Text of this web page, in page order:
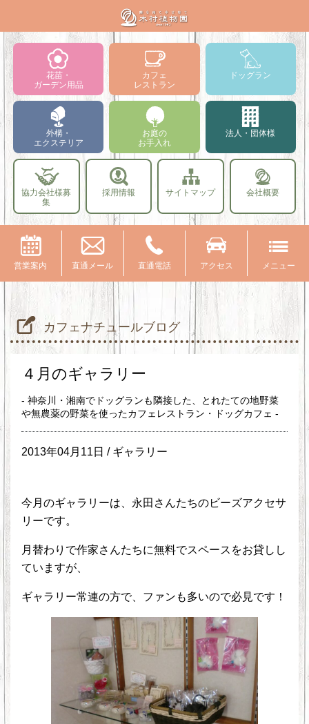
花苗・
ガーデン用品
カフェ
レストラン
ドッグラン
外構・
エクステリア
お庭の
お手入れ
法人・団体様
協力会社様募
集
採用情報 サイトマップ 会社概要
営業案内 直通メール 直通電話 アクセス メニュー
カフェナチュールブログ
４月のギャラリー
- 神奈川・湘南でドッグランも隣接した、とれたての地野菜
や無農薬の野菜を使ったカフェレストラン・ドッグカフェ -
2013年04月11日 / ギャラリー
今月のギャラリーは、永田さんたちのビーズアクセサ
リーです。
月替わりで作家さんたちに無料でスペースをお貸しし
ていますが、
ギャラリー常連の方で、ファンも多いので必見です！